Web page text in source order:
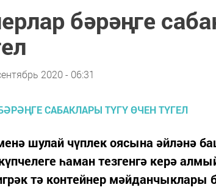
бәрәңге
2020 - 06:31
шулай чүплек оясына әйләнә
һаман тезгенгә керә
тә контейнер мәйданчыклары